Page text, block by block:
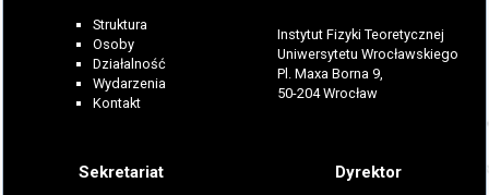
Struktura
Osoby
Działalność
Wydarzenia
Kontakt
Instytut Fizyki Teoretycznej
Uniwersytetu Wrocławskiego
Pl. Maxa Borna 9,
50-204 Wrocław
Sekretariat Dyrektor